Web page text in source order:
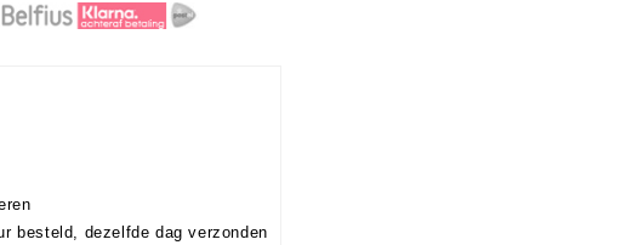
besteld, dezelfde dag verzonden